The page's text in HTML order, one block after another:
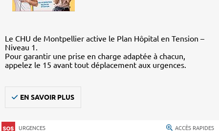
Le CHU de Montpellier active le Plan Hôpital en Tension –
Niveau 1.
Pour garantir une prise en charge adaptée à chacun,
appelez le 15 avant tout déplacement aux urgences.
EN SAVOIR PLUS
URGENCES ACCÈS RAPIDES